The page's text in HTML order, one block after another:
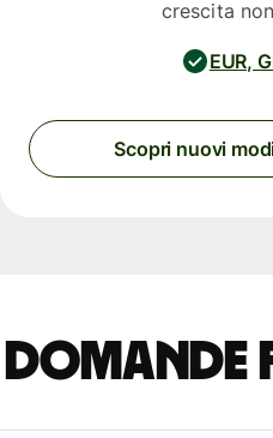
crescita
EUR,
Scopri nuovi